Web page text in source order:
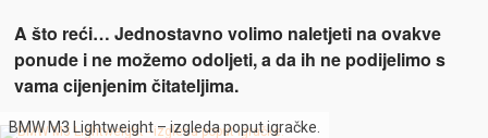
A što reći… Jednostavno volimo naletjeti na ovakve
ponude i ne možemo odoljeti, a da ih ne podijelimo s
vama cijenjenim čitateljima.
BMW M3 Lightweight – izgleda poput igračke.